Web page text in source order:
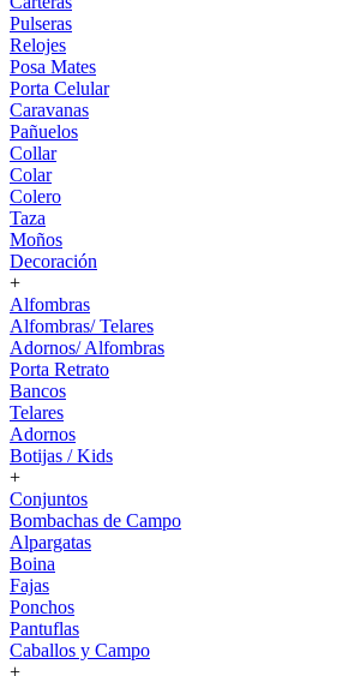
Pulseras
Relojes
Posa Mates
Porta Celular
Caravanas
Pañuelos
Collar
Colar
Colero
Taza
Moños
Decoración
+
Alfombras
Alfombras/ Telares
Adornos/ Alfombras
Porta Retrato
Bancos
Telares
Adornos
Botijas / Kids
+
Conjuntos
Bombachas de Campo
Alpargatas
Boina
Fajas
Ponchos
Pantuflas
Caballos y Campo
+